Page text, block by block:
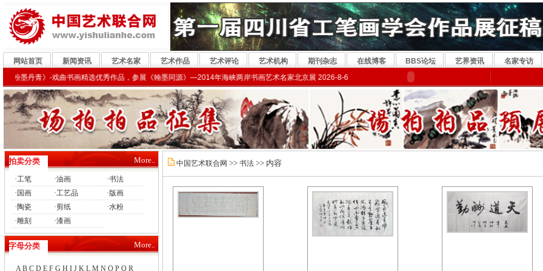
网站首页 新闻资讯 艺术名家 艺术作品 艺术评论 艺术机构 期刊杂志 在线博客 BBS论坛 艺界资讯
名家专访
粉墨丹青》-戏曲书画精选优秀作品，参展《翰墨同源》—2014年海峡两岸书画艺术名家北京展 2026-8-6
拍卖分类 More..
·工笔 ·油画 ·书法
· 国画 ·工艺品 ·版画
·陶瓷 ·剪纸 ·水粉
·雕刻 ·漆画
字母分类 More..
A B C D E F G H I J K L M N O P Q R
中国艺术联合网 >> 书法>> 内容